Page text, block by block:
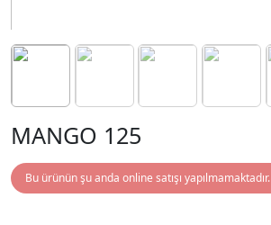
MANGO 125
Bu ürünün şu anda online satışı yapılmamaktadır.